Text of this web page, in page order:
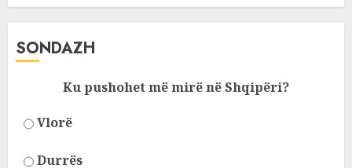
SONDAZH
Ku pushohet më mirë në Shqipëri?
Vlorë
Durrës